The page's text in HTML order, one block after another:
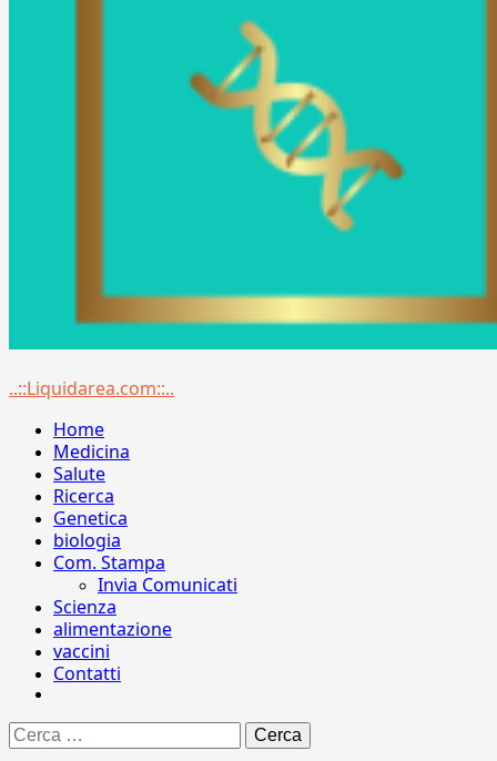
Menu
..::Liquidarea.com::..
Home
Medicina
Salute
Ricerca
Genetica
biologia
Com. Stampa
Invia Comunicati
Scienza
alimentazione
vaccini
Contatti
Ricerca
per: